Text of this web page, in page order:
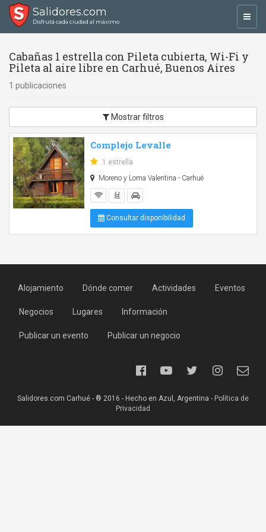
Salidores.com
Disfrutá cada ciudad al máximo
Cabañas 1 estrella con Pileta cubierta, Wi-Fi y
Pileta al aire libre en Carhué, Buenos Aires
1 publicaciones
Mostrar filtros
Complejo Levalle
1 estrella
Moreno y Loma Valentina - Carhué
Consultar disponibilidad
Alojamiento Dónde comer Actividades Eventos
Negocios Lugares Información
Publicar un evento Publicar un negocio
Salidores.com Carhué - ® 2016 - Hecho en Azul, Argentina - Política de
Privacidad